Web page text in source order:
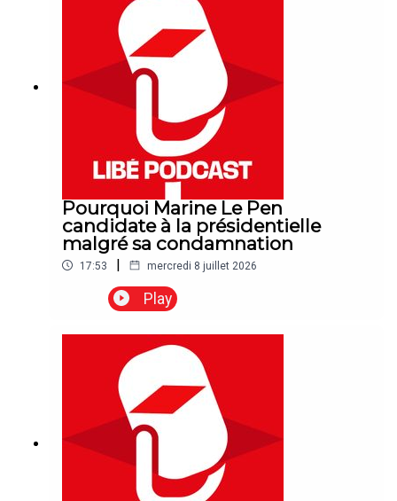
Pourquoi Marine Le Pen
candidate à la présidentielle
malgré sa condamnation
17:53 | mercredi 8 juillet 2026
Play